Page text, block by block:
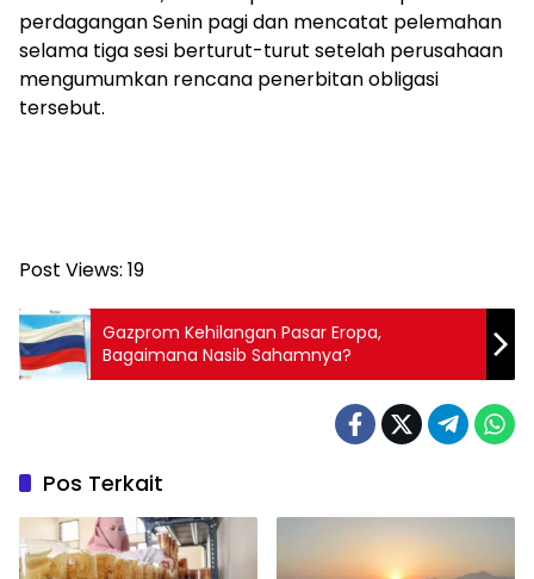
perdagangan Senin pagi dan mencatat pelemahan
selama tiga sesi berturut-turut setelah perusahaan
mengumumkan rencana penerbitan obligasi
tersebut.
Post Views: 19
Gazprom Kehilangan Pasar Eropa,
Bagaimana Nasib Sahamnya?
Pos Terkait